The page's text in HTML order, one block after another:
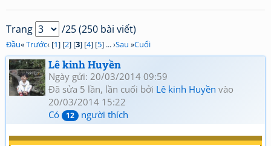
Trang /25 (250 bài viết)
Đầu«Trước‹ [1] [2] [3] [4] [5] ... ›Sau »Cuối
Lê kinh Huyền
Ngày gửi: 20/03/2014 09:59
Đã sửa 5 lần, lần cuối bởi Lê kinh Huyền vào
20/03/2014 15:22
Có
12 người thích